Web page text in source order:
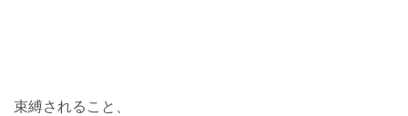
束縛されること、